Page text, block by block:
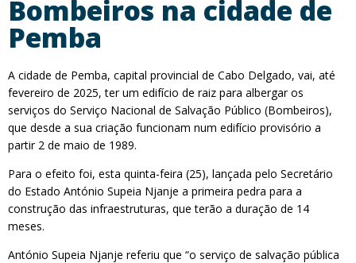
Bombeiros na cidade de
Pemba
A cidade de Pemba, capital provincial de Cabo Delgado, vai, até
fevereiro de 2025, ter um edifício de raiz para albergar os
serviços do Serviço Nacional de Salvação Público (Bombeiros),
que desde a sua criação funcionam num edifício provisório a
partir 2 de maio de 1989.
Para o efeito foi, esta quinta-feira (25), lançada pelo Secretário
do Estado António Supeia Njanje a primeira pedra para a
construção das infraestruturas, que terão a duração de 14
meses.
António Supeia Njanje referiu que “o serviço de salvação pública